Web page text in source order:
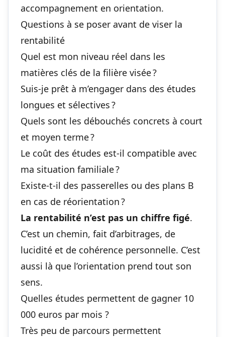
accompagnement en orientation.
Questions à se poser avant de viser la
rentabilité
Quel est mon niveau réel dans les
matières clés de la filière visée ?
Suis-je prêt à m’engager dans des études
longues et sélectives ?
Quels sont les débouchés concrets à court
et moyen terme ?
Le coût des études est-il compatible avec
ma situation familiale ?
Existe-t-il des passerelles ou des plans B
en cas de réorientation ?
La rentabilité n’est pas un chiffre figé.
C’est un chemin, fait d’arbitrages, de
lucidité et de cohérence personnelle. C’est
aussi là que l’orientation prend tout son
sens.
Quelles études permettent de gagner 10
000 euros par mois ?
Très peu de parcours permettent